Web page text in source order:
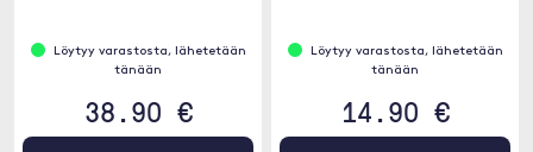
Löytyy varastosta, lähetetään
tänään
38.90 €
Löytyy varastosta, lähetetään
tänään
14.90 €